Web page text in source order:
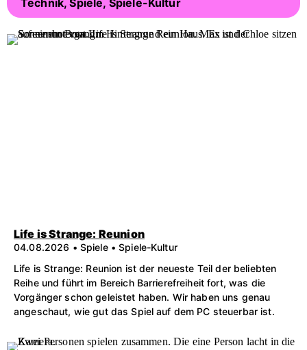
Technik, Spiele, Spiele-Kultur
Life is Strange: Reunion
04.08.2026 • Spiele • Spiele-Kultur
Life is Strange: Reunion ist der neueste Teil der beliebten
Reihe und führt im Bereich Barrierefreiheit fort, was die
Vorgänger schon geleistet haben. Wir haben uns genau
angeschaut, wie gut das Spiel auf dem PC steuerbar ist.